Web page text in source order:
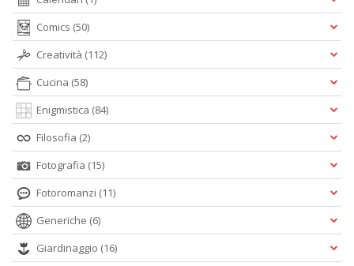
Comics (50)
Creatività (112)
Cucina (58)
Enigmistica (84)
Filosofia (2)
Fotografia (15)
Fotoromanzi (11)
Generiche (6)
Giardinaggio (16)